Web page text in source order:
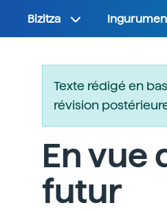
Bizitza
Texte rédigé en
révision
En vue
futur